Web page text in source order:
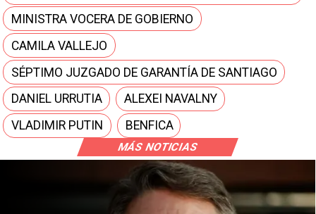
MÁS NOTICIAS
MINISTRA VOCERA DE GOBIERNO
CAMILA VALLEJO
SÉPTIMO JUZGADO DE GARANTÍA DE SANTIAGO
DANIEL URRUTIA
ALEXEI NAVALNY
VLADIMIR PUTIN
BENFICA